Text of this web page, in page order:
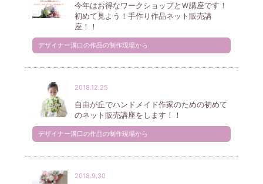
今年はお得なワークショップとＷ講座です！
初めて見よう！手作り作品ネット販売講
座！！
デザイナー溝口の作品の制作現場から
2018.12.25
自由が丘でハンドメイド作家のための初めて
のネット販売講座をします！！
デザイナー溝口の作品の制作現場から
2018.9.30